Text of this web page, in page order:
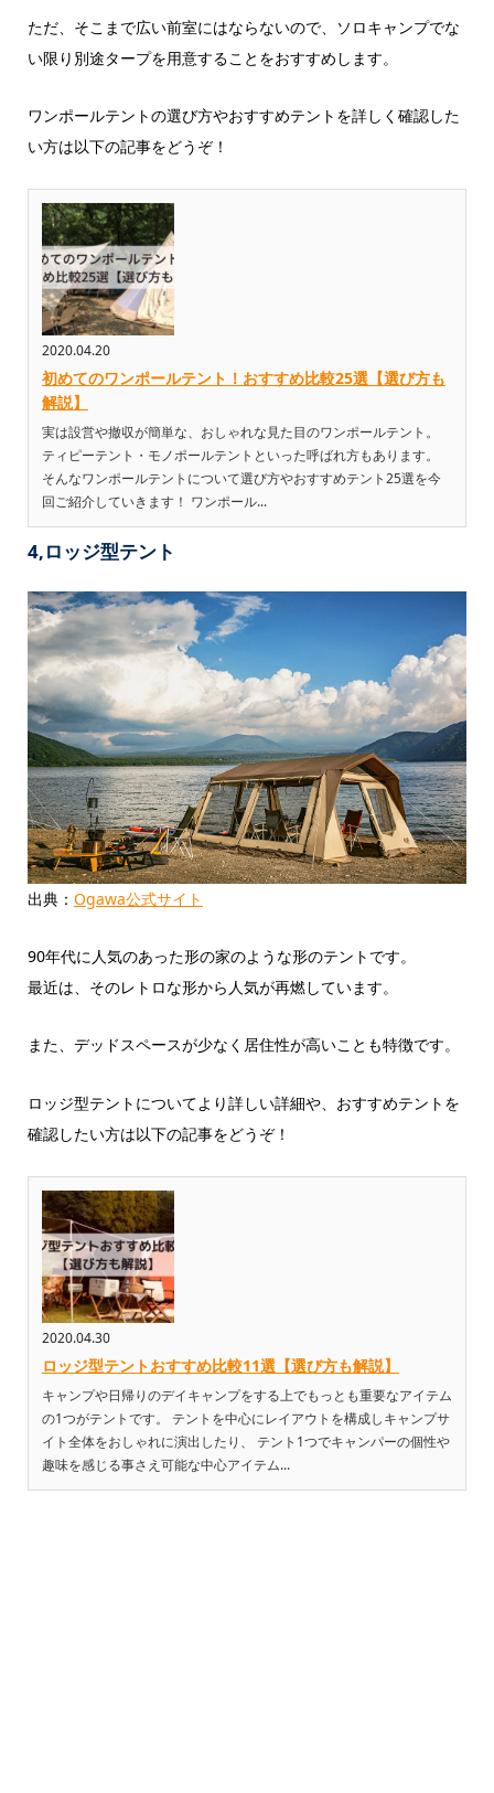
ただ、そこまで広い前室にはならないので、ソロキャンプでな
い限り別途タープを用意することをおすすめします。
ワンポールテントの選び方やおすすめテントを詳しく確認した
い方は以下の記事をどうぞ！
2020.04.20
初めてのワンポールテント！おすすめ比較25選【選び方も
解説】
実は設営や撤収が簡単な、おしゃれな見た目のワンポールテント。
ティピーテント・モノポールテントといった呼ばれ方もあります。
そんなワンポールテントについて選び方やおすすめテント25選を今
回ご紹介していきます！ ワンポール...
4,ロッジ型テント
出典： Ogawa公式サイト
90年代に人気のあった形の家のような形のテントです。
最近は、そのレトロな形から人気が再燃しています。
また、デッドスペースが少なく居住性が高いことも特徴です。
ロッジ型テントについてより詳しい詳細や、おすすめテントを
確認したい方は以下の記事をどうぞ！
2020.04.30
ロッジ型テントおすすめ比較11選【選び方も解説】
キャンプや日帰りのデイキャンプをする上でもっとも重要なアイテム
の1つがテントです。 テントを中心にレイアウトを構成しキャンプサ
イト全体をおしゃれに演出したり、 テント1つでキャンパーの個性や
趣味を感じる事さえ可能な中心アイテム...